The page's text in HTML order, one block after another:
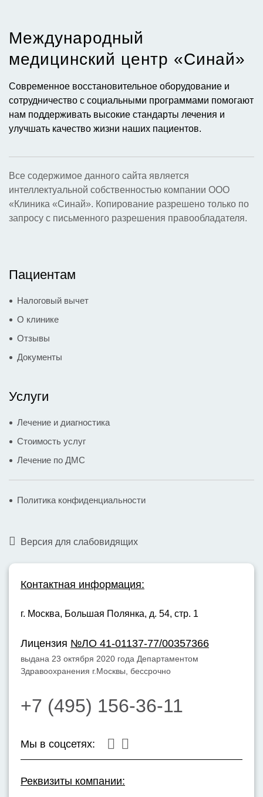
Международный
медицинский центр «Синай»​
Современное восстановительное оборудование и
сотрудничество с социальными программами помогают
нам поддерживать высокие стандарты лечения и
улучшать качество жизни наших пациентов.
Все содержимое данного сайта является
интеллектуальной собственностью компании ООО
«Клиника «Синай». Копирование разрешено только по
запросу с письменного разрешения правообладателя.
Пациентам
Налоговый вычет
О клинике
Отзывы
Документы
Услуги
Лечение и диагностика
Стоимость услуг
Лечение по ДМС
Политика конфиденциальности
Версия для слабовидящих
Контактная информация:
г. Москва, Большая Полянка, д. 54, стр. 1
Лицензия №ЛО 41-01137-77/00357366
выдана 23 октября 2020 года Департаментом
Здравоохранения г.Москвы, бессрочно
+7 (495) 156-36-11
Мы в соцсетях:
Реквизиты компании: